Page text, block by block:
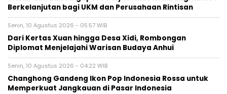
Berkelanjutan bagi UKM dan Perusahaan Rintisan
Senin, 10 Agustus 2026 - 05:57 WIB
Dari Kertas Xuan hingga Desa Xidi, Rombongan
Diplomat Menjelajahi Warisan Budaya Anhui
Senin, 10 Agustus 2026 - 04:22 WIB
Changhong Gandeng Ikon Pop Indonesia Rossa untuk
Memperkuat Jangkauan di Pasar Indonesia